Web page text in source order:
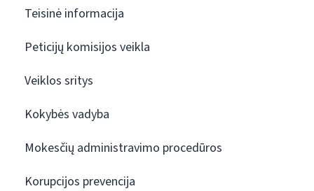
Teisinė informacija
Peticijų komisijos veikla
Veiklos sritys
Kokybės vadyba
Mokesčių administravimo procedūros
Korupcijos prevencija